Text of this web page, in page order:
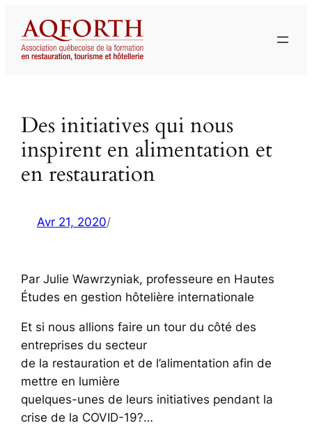
contenu
Des initiatives qui nous
inspirent en alimentation et
en restauration
Avr 21, 2020/
Par Julie Wawrzyniak, professeure en Hautes
Études en gestion hôtelière internationale
Et si nous allions faire un tour du côté des
entreprises du secteur
de la restauration et de l’alimentation afin de
mettre en lumière
quelques-unes de leurs initiatives pendant la
crise de la COVID-19?…